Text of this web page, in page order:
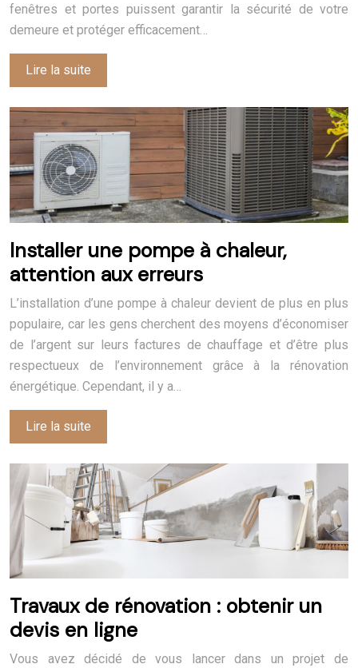
fenêtres et portes puissent garantir la sécurité de votre
demeure et protéger efficacement…
Lire la suite
Installer une pompe à chaleur,
attention aux erreurs
L’installation d’une pompe à chaleur devient de plus en plus
populaire, car les gens cherchent des moyens d’économiser
de l’argent sur leurs factures de chauffage et d’être plus
respectueux de l’environnement grâce à la rénovation
énergétique. Cependant, il y a…
Lire la suite
Travaux de rénovation : obtenir un
devis en ligne
Vous avez décidé de vous lancer dans un projet de